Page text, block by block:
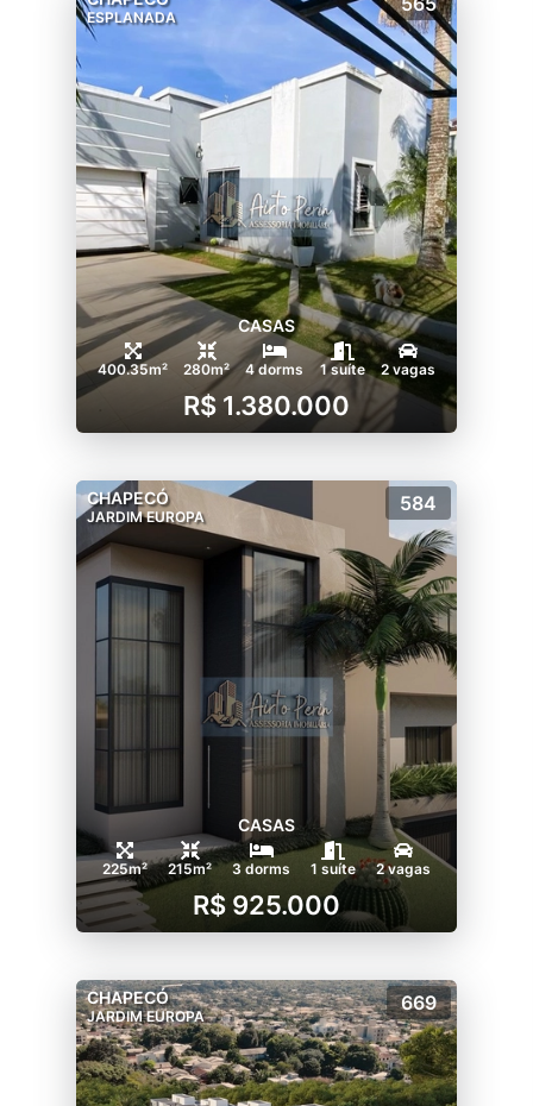
ESPLANADA
CASAS
400.35m² 280m² 4 dorms 1 suíte 2 vagas
R$ 1.380.000
CHAPECÓ
JARDIM EUROPA
584
CASAS
225m² 215m² 3 dorms 1 suíte 2 vagas
R$ 925.000
CHAPECÓ
JARDIM EUROPA
669